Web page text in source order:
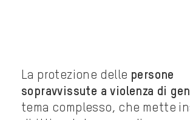
La protezione delle persone
sopravvissute a violenza di
tema complesso, che mette